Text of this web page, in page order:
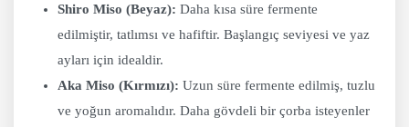
Shiro Miso (Beyaz): Daha kısa süre fermente
edilmiştir, tatlımsı ve hafiftir. Başlangıç seviyesi ve yaz
ayları için idealdir.
Aka Miso (Kırmızı): Uzun süre fermente edilmiş, tuzlu
ve yoğun aromalıdır. Daha gövdeli bir çorba isteyenler